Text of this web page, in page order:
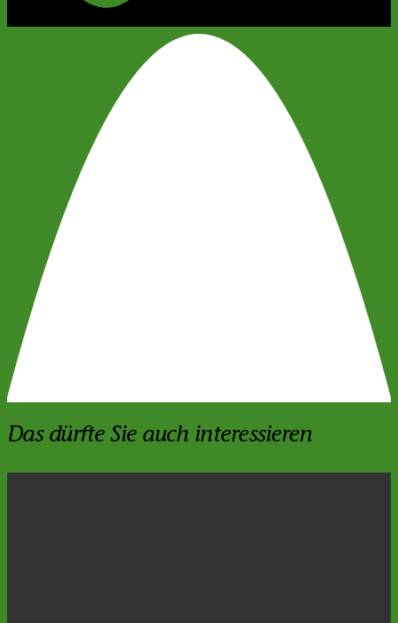
Das dürfte Sie auch interessieren